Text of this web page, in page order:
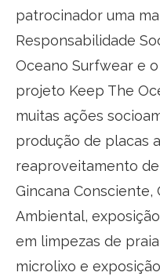
patrocinador uma
Responsabilidade
Oceano Surfwear e
projeto Keep The
muitas ações
produção de placas
reaproveitamento
Gincana Consciente,
Ambiental,
em limpezas de
microlixo e